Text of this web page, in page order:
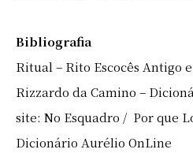
Bibliografia
Ritual – Rito Escocês Antigo
Rizzardo da Camino –
site: No Esquadro / Por que
Dicionário Aurélio OnLine